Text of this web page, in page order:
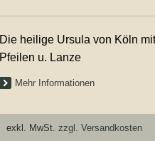
Die heilige Ursula von Köln mit
Pfeilen u. Lanze
Mehr Informationen
exkl. MwSt. zzgl. Versandkosten